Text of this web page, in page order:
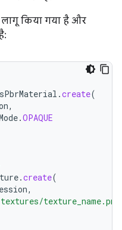
लागू किया गया है और
.create(
,
.OPAQUE
.create(
,